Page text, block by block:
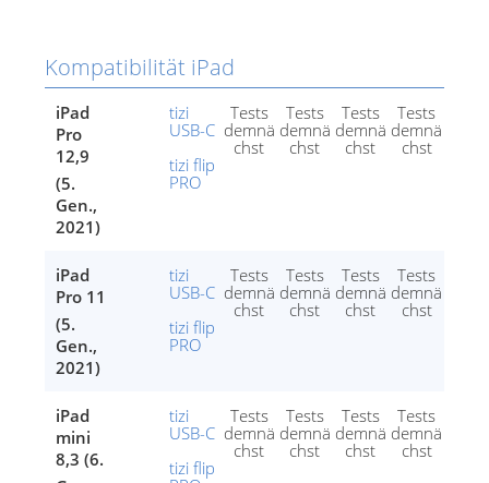
Kompatibilität iPad
iPad
Pro
12,9
(5.
Gen.,
2021)
tizi
USB-C
tizi flip
PRO
Tests
demnä
chst
Tests
demnä
chst
Tests
demnä
chst
Tests
demnä
chst
iPad
Pro 11
(5.
Gen.,
2021)
tizi
USB-C
tizi flip
PRO
Tests
demnä
chst
Tests
demnä
chst
Tests
demnä
chst
Tests
demnä
chst
iPad
mini
8,3 (6.
tizi
USB-C
tizi flip
Tests
demnä
chst
Tests
demnä
chst
Tests
demnä
chst
Tests
demnä
chst